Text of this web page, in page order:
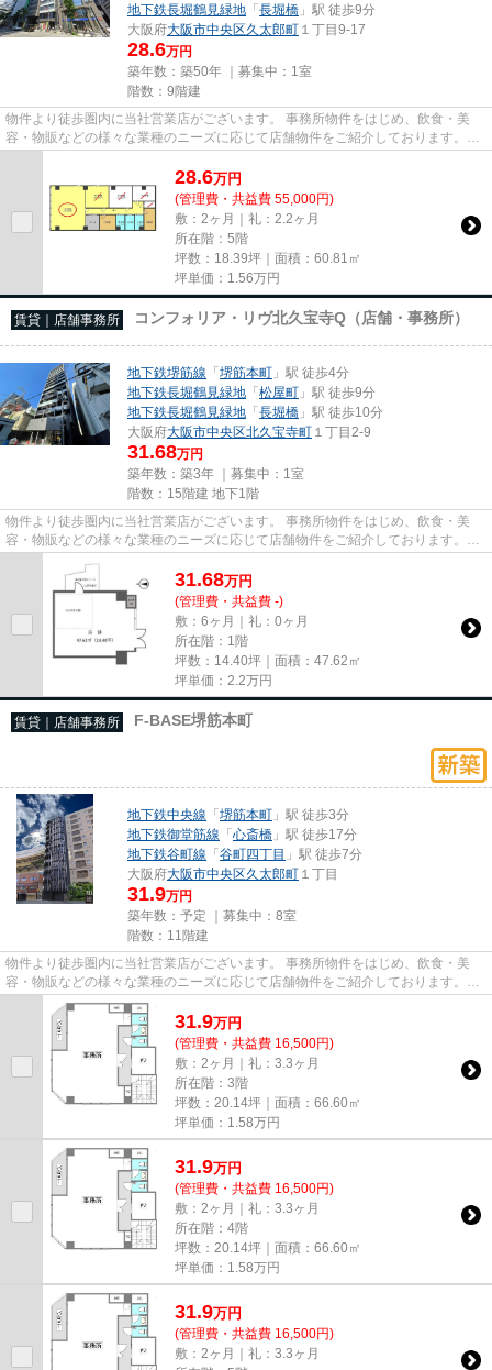
地下鉄長堀鶴見緑地 「長堀橋 」駅 徒歩9分
大阪府大阪市中央区久太郎町 １丁目9-17
28.6万円
築年数：築50年 ｜募集中： 1室
階数：9階建
物件より徒歩圏内に当社営業店がございます。 事務所物件をはじめ、飲食・美
容・物販などの様々な業種のニーズに応じて店舗物件をご紹介しております。
尚、弊社ではおとり広告は一切...
28.6万円
(管理費・共益費 55,000円)
敷：2ヶ月｜礼：2.2ヶ月
所在階：5階
坪数：18.39坪｜面積：60.81㎡
坪単価： 1.56万円
賃貸｜店舗事務所 コンフォリア・リヴ北久宝寺Q（店舗・事務所）
地下鉄堺筋線 「堺筋本町 」駅 徒歩4分
地下鉄長堀鶴見緑地 「松屋町 」駅 徒歩9分
地下鉄長堀鶴見緑地 「長堀橋 」駅 徒歩10分
大阪府大阪市中央区北久宝寺町 １丁目2-9
31.68万円
築年数：築3年 ｜募集中： 1室
階数：15階建 地下1階
物件より徒歩圏内に当社営業店がございます。 事務所物件をはじめ、飲食・美
容・物販などの様々な業種のニーズに応じて店舗物件をご紹介しております。
尚、弊社ではおとり広告は一切...
31.68万円
(管理費・共益費 -)
敷：6ヶ月｜礼：0ヶ月
所在階：1階
坪数：14.40坪｜面積：47.62㎡
坪単価： 2.2万円
賃貸｜店舗事務所 F-BASE堺筋本町
地下鉄中央線 「堺筋本町 」駅 徒歩3分
地下鉄御堂筋線 「心斎橋 」駅 徒歩17分
地下鉄谷町線 「谷町四丁目 」駅 徒歩7分
大阪府大阪市中央区久太郎町 １丁目
31.9万円
築年数：予定 ｜募集中： 8室
階数：11階建
物件より徒歩圏内に当社営業店がございます。 事務所物件をはじめ、飲食・美
容・物販などの様々な業種のニーズに応じて店舗物件をご紹介しております。
尚、弊社ではおとり広告は一切...
31.9万円
(管理費・共益費 16,500円)
敷：2ヶ月｜礼：3.3ヶ月
所在階：3階
坪数：20.14坪｜面積：66.60㎡
坪単価： 1.58万円
31.9万円
(管理費・共益費 16,500円)
敷：2ヶ月｜礼：3.3ヶ月
所在階：4階
坪数：20.14坪｜面積：66.60㎡
坪単価： 1.58万円
31.9万円
(管理費・共益費 16,500円)
敷：2ヶ月｜礼：3.3ヶ月